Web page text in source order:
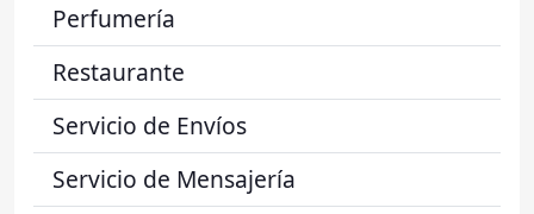
Perfumería
Restaurante
Servicio de Envíos
Servicio de Mensajería